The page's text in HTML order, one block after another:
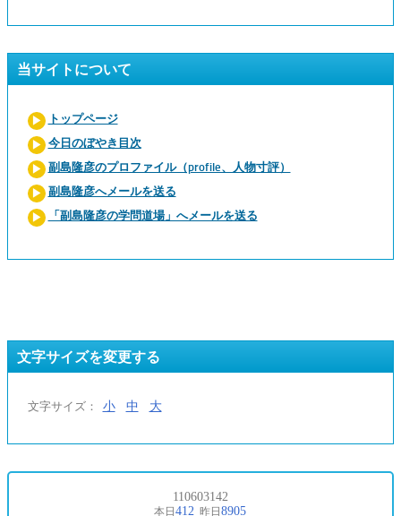
当サイトについて
トップページ
今日のぼやき目次
副島隆彦のプロファイル（profile、人物寸評）
副島隆彦へメールを送る
「副島隆彦の学問道場」へメールを送る
文字サイズを変更する
文字サイズ： 小 中 大